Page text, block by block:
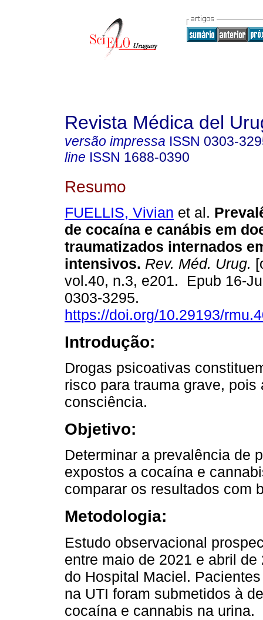
Revista Médica del
versão impressa ISSN 0303-
line ISSN 1688-0390
Resumo
FUELLIS, Vivian et al.
de cocaína e canábis em
traumatizados internados
intensivos. Rev. Méd. Urug.
vol.40, n.3, e201. Epub 16-
0303-3295.
https://doi.org/10.29193/
Introdução:
Drogas psicoativas
risco para trauma grave,
consciência.
Objetivo:
Determinar a prevalência de
expostos a cocaína e
comparar os resultados com
Metodologia:
Estudo observacional
entre maio de 2021 e abril
do Hospital Maciel.
na UTI foram submetidos à
cocaína e cannabis na urina.